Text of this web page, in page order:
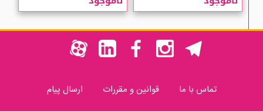
تماس با ما قوانین و مقررات ارسال پیام